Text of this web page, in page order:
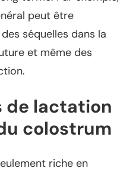
peut être
séquelles dans la
et même des
de lactation
colostrum
riche en